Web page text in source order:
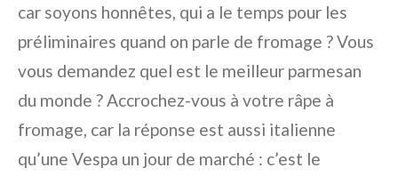
car soyons honnêtes, qui a le temps pour les
préliminaires quand on parle de fromage ? Vous
vous demandez quel est le meilleur parmesan
du monde ? Accrochez-vous à votre râpe à
fromage, car la réponse est aussi italienne
qu’une Vespa un jour de marché : c’est le